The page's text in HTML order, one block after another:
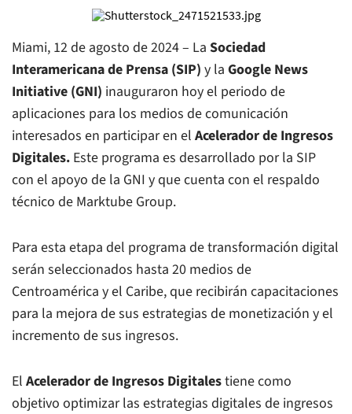
Miami, 12 de agosto de 2024 – La Sociedad
Interamericana de Prensa (SIP) y la Google News
Initiative (GNI) inauguraron hoyel periodo de
aplicaciones para los medios de comunicación
interesados en participar en el Acelerador de Ingresos
Digitales. Este programa es desarrollado por la SIP
con el apoyo de la GNI y que cuenta con el respaldo
técnico de Marktube Group.
Para esta etapa del programa de transformación digital
serán seleccionados hasta 20 medios de
Centroamérica y el Caribe, que recibirán capacitaciones
para la mejora de sus estrategias de monetización y el
incremento de sus ingresos.
El Acelerador de Ingresos Digitalestiene como
objetivo optimizar las estrategias digitales de ingresos